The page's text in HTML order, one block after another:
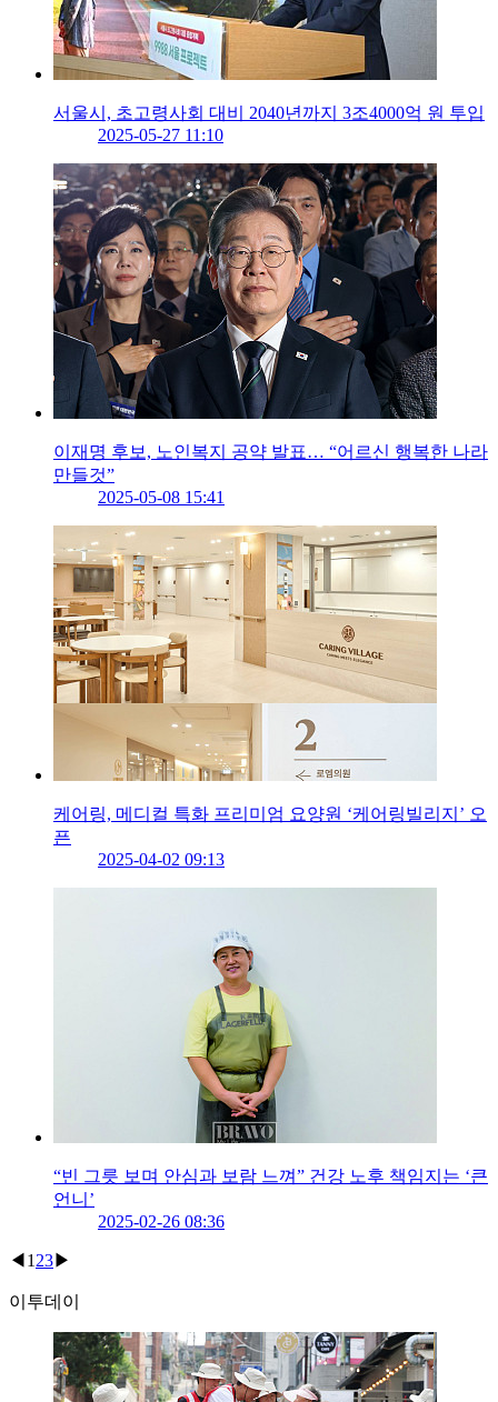
서울시, 초고령사회 대비 2040년까지 3조4000억 원 투입
2025-05-27 11:10
이재명 후보, 노인복지 공약 발표… “어르신 행복한 나라
만들것”
2025-05-08 15:41
케어링, 메디컬 특화 프리미엄 요양원 ‘케어링빌리지’ 오
픈
2025-04-02 09:13
“빈 그릇 보며 안심과 보람 느껴” 건강 노후 책임지는 ‘큰
언니’
2025-02-26 08:36
◀ 1 23▶
이투데이